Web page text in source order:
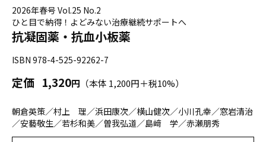
2026年春号 Vol.25 No.2
ひと目で納得！よどみない治療継続サポートへ
抗凝固薬・抗血小板薬
ISBN 978-4-525-92262-7
定価 1,320円 （本体 1,200円＋税10%）
朝倉英策／村上 理／浜田康次／横山健次／小川孔幸／窓岩清治
／安藝敬生／若杉和美／曽我弘道／島﨑 学／赤瀬朋秀